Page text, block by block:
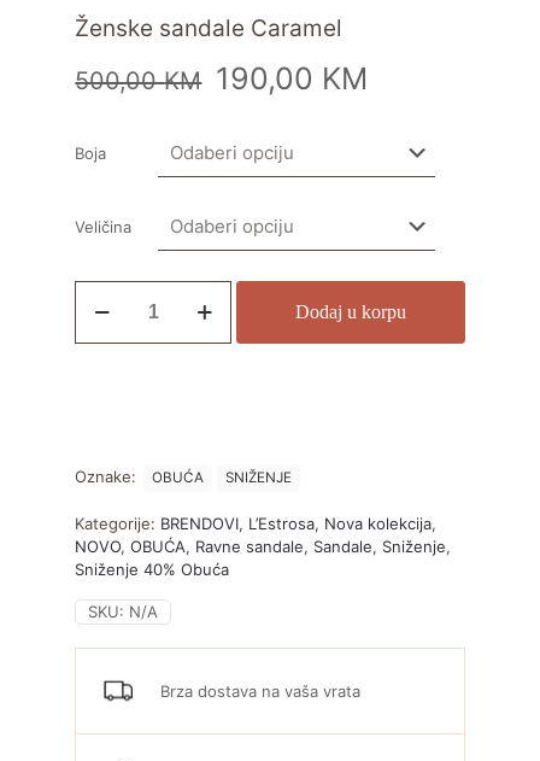
Ženske sandale Caramel
500,00KM 190,00 KM
Boja
Veličina
Dodaj u korpu
Oznake: OBUĆA SNIŽENJE
Kategorije: BRENDOVI, L’Estrosa, Nova kolekcija,
NOVO,OBUĆA, Ravne sandale, Sandale, Sniženje,
Sniženje 40% Obuća
SKU: N/A
Brza dostava na vaša vrata